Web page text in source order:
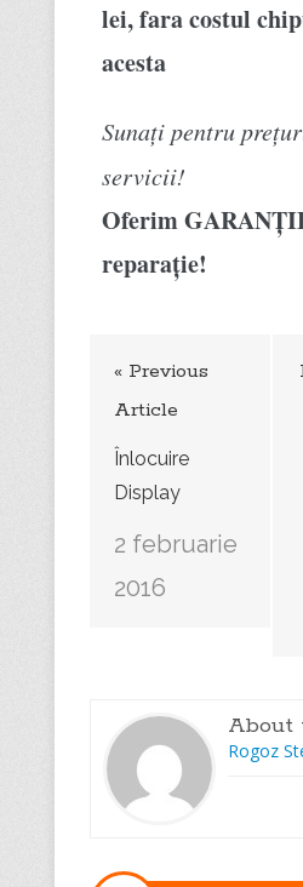
lei, fara costul
acesta
Sunați pentru
servicii!
Oferim
reparație!
« Previous
Article
Înlocuire
Display
2 februarie
2016
About
Rogoz